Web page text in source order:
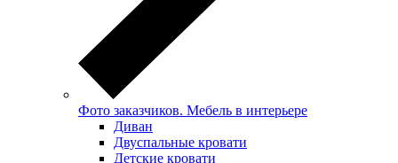
Фото заказчиков. Мебель в интерьере
Диван
Двуспальные кровати
Детские кровати